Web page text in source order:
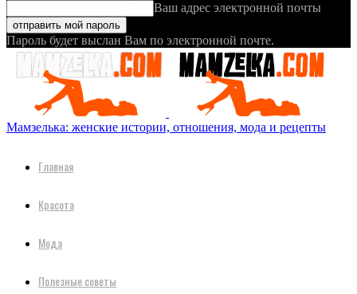
Ваш адрес электронной почты
Пароль будет выслан Вам по электронной почте.
Мамзелька: женские истории, отношения, мода и рецепты
Главная
Красота
Мода
Полезные советы